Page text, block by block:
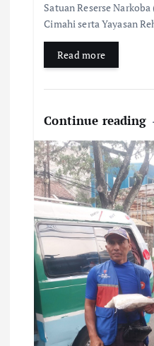
Satuan Reserse
Cimahi serta Yayasan
Read more
Continue reading